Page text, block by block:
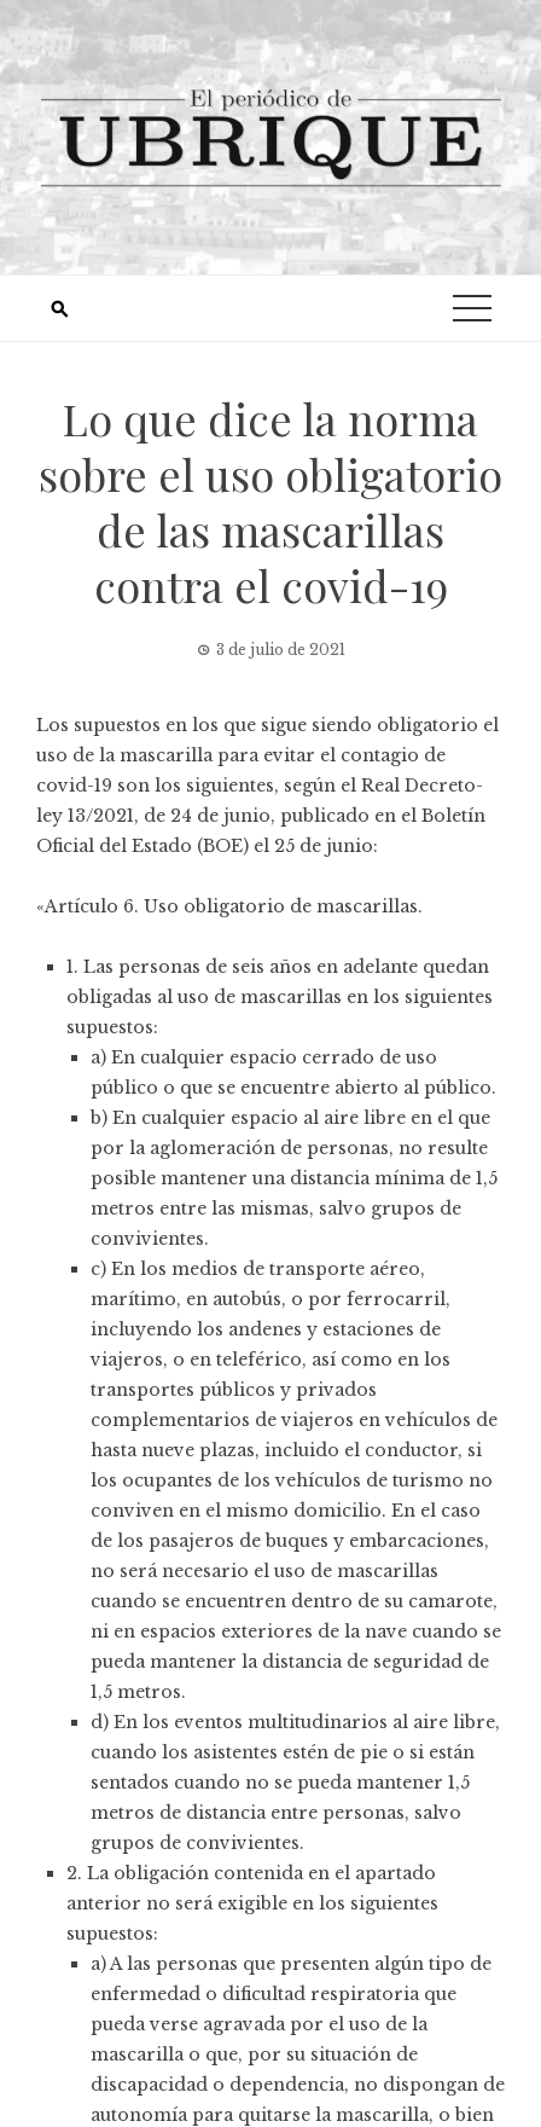
Lo que dice la norma
sobre el uso obligatorio
de las mascarillas
contra el covid-19
3 de julio de 2021
Los supuestos en los que sigue siendo obligatorio el
uso de la mascarilla para evitar el contagio de
covid-19 son los siguientes, según el Real Decreto-
ley 13/2021, de 24 de junio, publicado en el Boletín
Oficial del Estado (BOE) el 25 de junio:
«Artículo 6. Uso obligatorio de mascarillas.
1. Las personas de seis años en adelante quedan
obligadas al uso de mascarillas en los siguientes
supuestos:
a) En cualquier espacio cerrado de uso
público o que se encuentre abierto al público.
b) En cualquier espacio al aire libre en el que
por la aglomeración de personas, no resulte
posible mantener una distancia mínima de 1,5
metros entre las mismas, salvo grupos de
convivientes.
c) En los medios de transporte aéreo,
marítimo, en autobús, o por ferrocarril,
incluyendo los andenes y estaciones de
viajeros, o en teleférico, así como en los
transportes públicos y privados
complementarios de viajeros en vehículos de
hasta nueve plazas, incluido el conductor, si
los ocupantes de los vehículos de turismo no
conviven en el mismo domicilio. En el caso
de los pasajeros de buques y embarcaciones,
no será necesario el uso de mascarillas
cuando se encuentren dentro de su camarote,
ni en espacios exteriores de la nave cuando se
pueda mantener la distancia de seguridad de
1,5 metros.
d) En los eventos multitudinarios al aire libre,
cuando los asistentes estén de pie o si están
sentados cuando no se pueda mantener 1,5
metros de distancia entre personas, salvo
grupos de convivientes.
2. La obligación contenida en el apartado
anterior no será exigible en los siguientes
supuestos:
a) A las personas que presenten algún tipo de
enfermedad o dificultad respiratoria que
pueda verse agravada por el uso de la
mascarilla o que, por su situación de
discapacidad o dependencia, no dispongan de
autonomía para quitarse la mascarilla, o bien